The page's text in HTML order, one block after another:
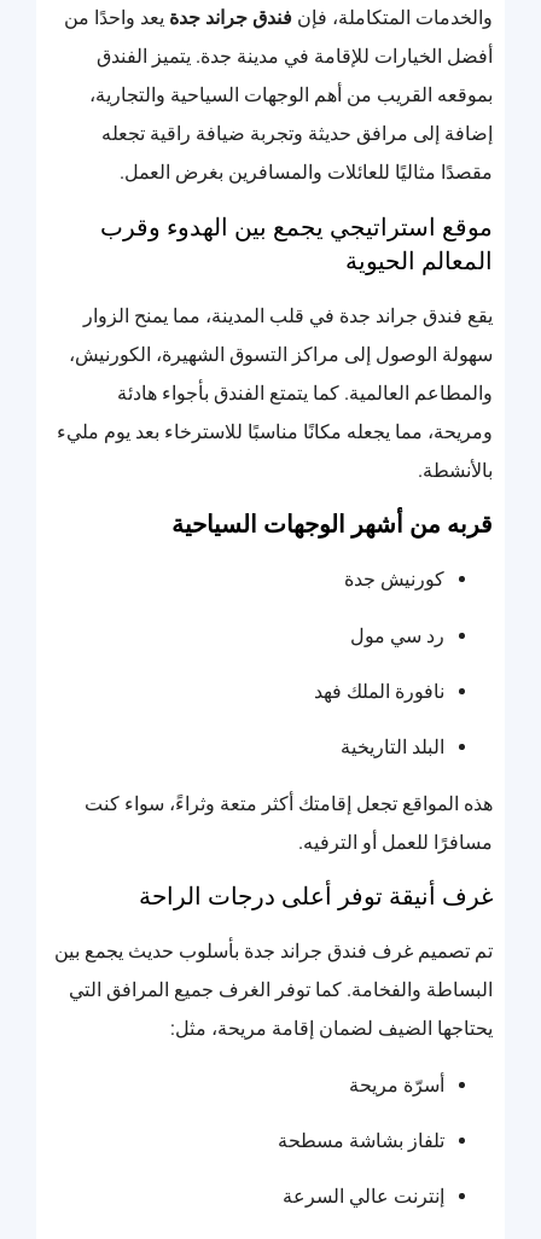
والخدمات المتكاملة، فإن فندق جراند جدة يعد واحدًا من
أفضل الخيارات للإقامة في مدينة جدة. يتميز الفندق
بموقعه القريب من أهم الوجهات السياحية والتجارية،
إضافة إلى مرافق حديثة وتجربة ضيافة راقية تجعله
مقصدًا مثاليًا للعائلات والمسافرين بغرض العمل.
موقع استراتيجي يجمع بين الهدوء وقرب
المعالم الحيوية
يقع فندق جراند جدة في قلب المدينة، مما يمنح الزوار
سهولة الوصول إلى مراكز التسوق الشهيرة، الكورنيش،
والمطاعم العالمية. كما يتمتع الفندق بأجواء هادئة
ومريحة، مما يجعله مكانًا مناسبًا للاسترخاء بعد يوم مليء
بالأنشطة.
قربه من أشهر الوجهات السياحية
كورنيش جدة
رد سي مول
نافورة الملك فهد
البلد التاريخية
هذه المواقع تجعل إقامتك أكثر متعة وثراءً، سواء كنت
مسافرًا للعمل أو الترفيه.
غرف أنيقة توفر أعلى درجات الراحة
تم تصميم غرف فندق جراند جدة بأسلوب حديث يجمع بين
البساطة والفخامة. كما توفر الغرف جميع المرافق التي
يحتاجها الضيف لضمان إقامة مريحة، مثل:
أسرّة مريحة
تلفاز بشاشة مسطحة
إنترنت عالي السرعة